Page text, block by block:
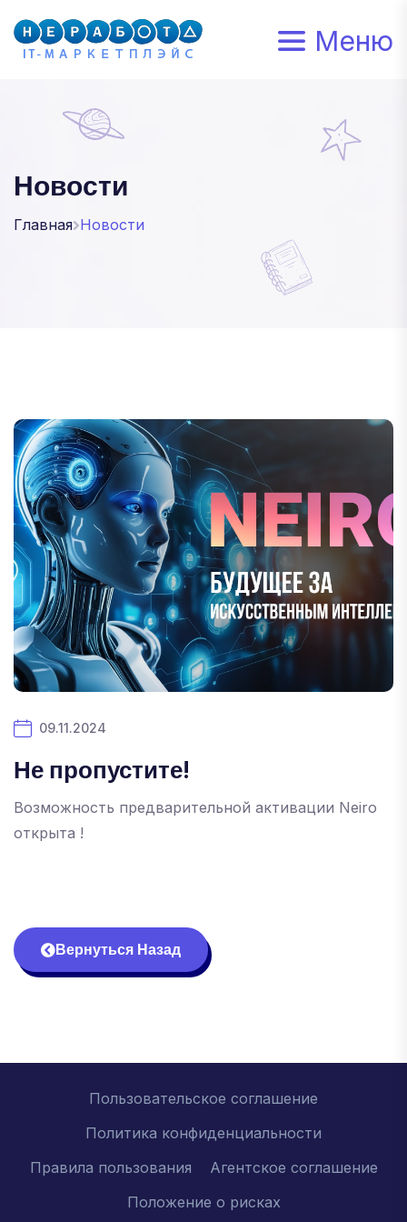
Меню
Новости
Главная Новости
09.11.2024
Не пропустите!
Возможность предварительной активации Neiro
открыта !
Вернуться Назад
Пользовательское соглашение
Политика конфиденциальности
Правила пользования
Агентское соглашение
Положение о рисках